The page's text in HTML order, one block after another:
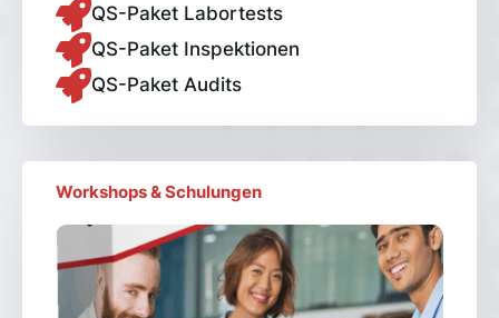
QS-Paket Labortests
QS-Paket Inspektionen
QS-Paket Audits
Workshops & Schulungen